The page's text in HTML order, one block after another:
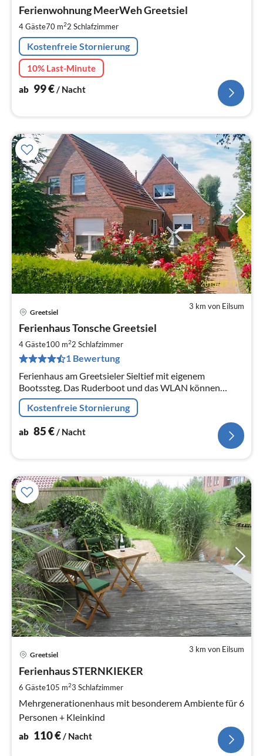
Ferienwohnung MeerWeh Greetsiel
4 Gäste70 m22 Schlafzimmer
Kostenfreie Stornierung
10% Last-Minute
ab 99€/ Nacht
3 km von Eilsum
Greetsiel
Ferienhaus Tonsche Greetsiel
4 Gäste100 m22 Schlafzimmer
1 Bewertung
Ferienhaus am Greetsieler Sieltief mit eigenem
Bootssteg. Das Ruderboot und das WLAN können
kostenlos genutzt werden.Angelmöglichkeit am Haus.
Kostenfreie Stornierung
ab 85€/ Nacht
3 km von Eilsum
Greetsiel
Ferienhaus STERNKIEKER
6 Gäste105 m23 Schlafzimmer
Mehrgenerationenhaus mit besonderem Ambiente für 6
Personen + Kleinkind
ab 110€ / Nacht